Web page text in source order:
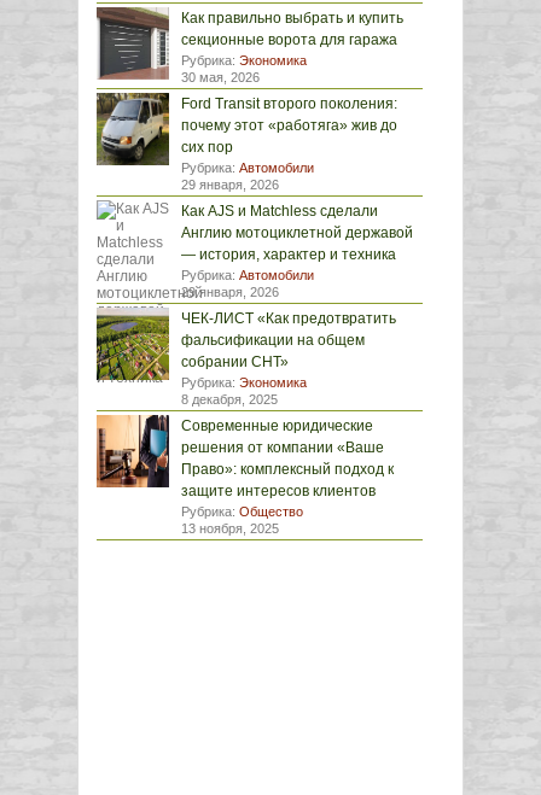
Как правильно выбрать и купить
секционные ворота для гаража
Рубрика: Экономика
30 мая, 2026
Ford Transit второго поколения:
почему этот «работяга» жив до
сих пор
Рубрика: Автомобили
29 января, 2026
Как AJS и Matchless сделали
Англию мотоциклетной державой
— история, характер и техника
Рубрика: Автомобили
29 января, 2026
ЧЕК-ЛИСТ «Как предотвратить
фальсификации на общем
собрании СНТ»
Рубрика: Экономика
8 декабря, 2025
Современные юридические
решения от компании «Ваше
Право»: комплексный подход к
защите интересов клиентов
Рубрика: Общество
13 ноября, 2025